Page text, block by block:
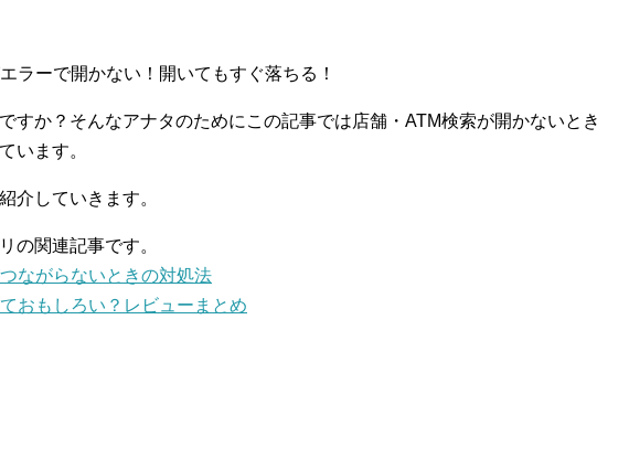
ラーで開かない！開いてもすぐ落ちる！
すか？そんなアナタのためにこの記事では店舗・ATM検索が開かないとき
います。
介していきます。
の関連記事です。
ながらないときの対処法
おもしろい？レビューまとめ